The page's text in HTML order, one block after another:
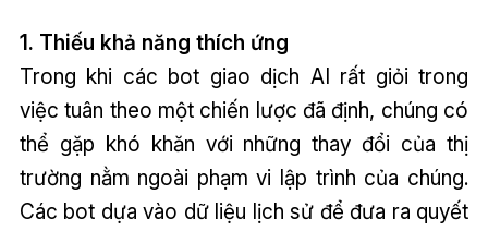
1. Thiếu khả năng thích ứng
Trong khi các bot giao dịch AI rất giỏi trong
việc tuân theo một chiến lược đã định, chúng có
thể gặp khó khăn với những thay đổi của thị
trường nằm ngoài phạm vi lập trình của chúng.
Các bot dựa vào dữ liệu lịch sử để đưa ra quyết